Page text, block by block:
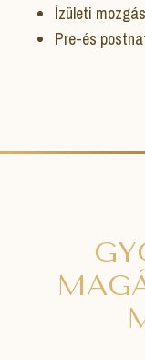
Ízületi
Pre-és